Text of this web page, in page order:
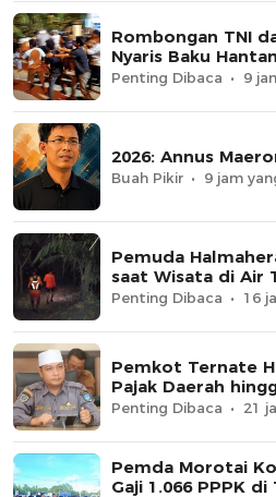
Rombongan TNI
Nyaris Baku
Penting Dibaca 9
2026: Annus
Buah Pikir 9 jam
Pemuda
saat Wisata di Air
Penting Dibaca 16
Pemkot Ternate
Pajak Daerah
Penting Dibaca 21
Pemda Morotai
Gaji 1.066 PPPK